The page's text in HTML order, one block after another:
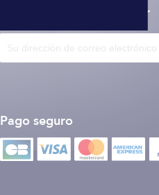
Inscription à la newsletter
Pago seguro